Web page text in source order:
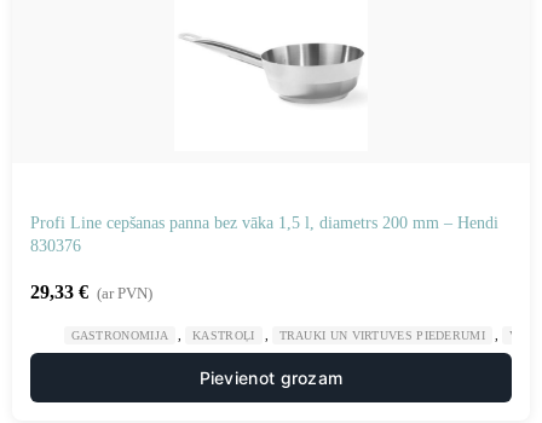
Profi Line cepšanas panna bez vāka 1,5 l, diametrs 200 mm – Hendi
830376
29,33 € (ar PVN)
GASTRONOMIJA KASTROĻI TRAUKI UN VIRTUVES PIEDERUMI
Pievienot grozam